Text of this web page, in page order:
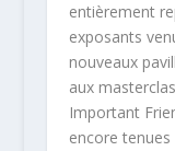
entièrement
exposants
nouveaux
aux
Important
encore